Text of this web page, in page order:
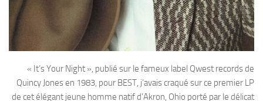
« It’s Your Night », publié sur le fameux label Qwest records de
Quincy Jones en 1983, pour BEST, j’avais craqué sur ce premier LP
de cet élégant jeune homme natif d’Akron, Ohio porté par le délicat